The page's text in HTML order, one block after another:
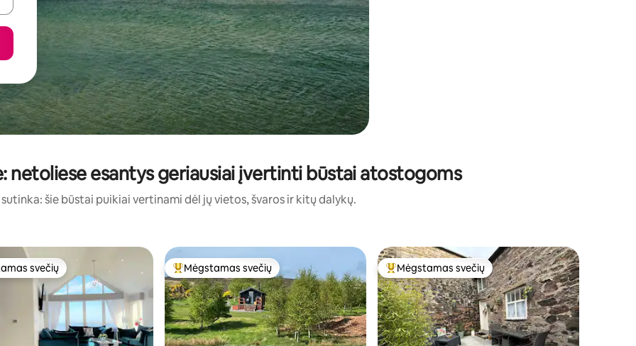
netoliese esantys geriausiai įvertinti būstai atostogoms
šie būstai puikiai vertinami dėl jų vietos, švaros ir kitų dalykų.
svečių Svečių mėgstamiausias
Mėgstamas svečių Svečių mėgstamiausias
Mėgstamas svečių